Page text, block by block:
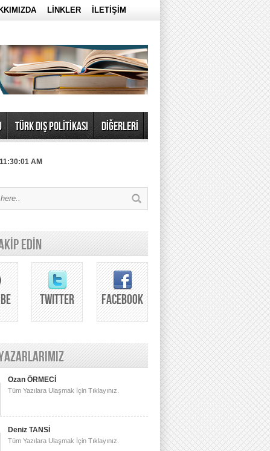
LİNKLER İLETİŞİM
TÜRK DIŞ POLİTİKASI DİĞERLERİ
AM
EDİN
TWITTER FACEBOOK
Ozan ÖRMECİ
Tüm Yazılara Ulaşmak İçin Tıklayınız.
Deniz TANSİ
Tüm Yazılara Ulaşmak İçin Tıklayınız.